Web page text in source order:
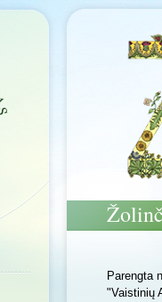
Parengta
"Vaistinių